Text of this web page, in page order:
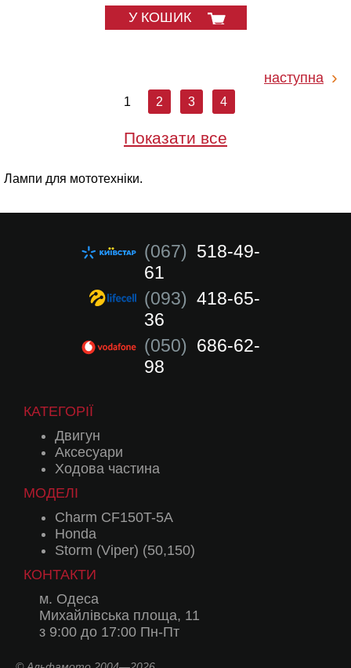
У КОШИК
наступна
1 2 3 4
Показати все
Лампи для мототехніки.
(067) 518-49-
61
(093) 418-65-
36
(050) 686-62-
98
КАТЕГОРІЇ
Двигун
Аксесуари
Ходова частина
МОДЕЛІ
Charm CF150T-5A
Honda
Storm (Viper) (50,150)
КОНТАКТИ
м. Одеса
Михайлівська площа, 11
з 9:00 до 17:00 Пн-Пт